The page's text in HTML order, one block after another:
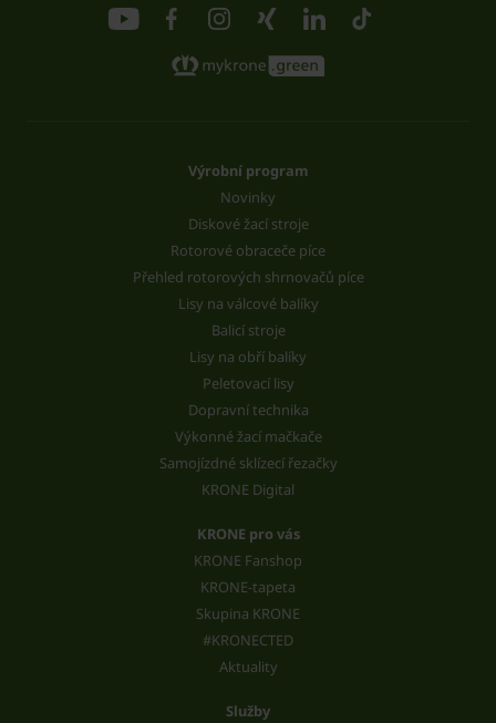
Výrobní program
Novinky
Diskové žací stroje
Rotorové obraceče píce
Přehled rotorových shrnovačů píce
Lisy na válcové balíky
Balicí stroje
Lisy na obří balíky
Peletovací lisy
Dopravní technika
Výkonné žací mačkače
Samojízdné sklízecí řezačky
KRONE Digital
KRONE pro vás
KRONE Fanshop
KRONE-tapeta
Skupina KRONE
#KRONECTED
Aktuality
Služby